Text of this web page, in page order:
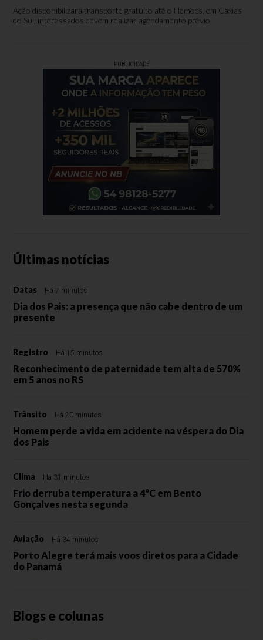
Ação disponibilizará transporte gratuito até o Hemocs, em Caxias
do Sul; interessados devem realizar agendamento prévio
PUBLICIDADE
Últimas notícias
Datas Há 7 minutos
Dia dos Pais: a presença que não cabe dentro de um
presente
Registro Há 15 minutos
Reconhecimento de paternidade tem alta de 570%
em 5 anos no RS
Trânsito Há 20 minutos
Homem perde a vida em acidente na véspera do Dia
dos Pais
Clima Há 31 minutos
Frio derruba temperatura a 4°C em Bento
Gonçalves nesta segunda
Aviação Há 34 minutos
Porto Alegre terá mais voos diretos para a Cidade
do Panamá
Blogs e colunas